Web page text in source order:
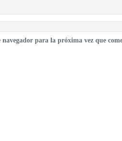
para la próxima vez que